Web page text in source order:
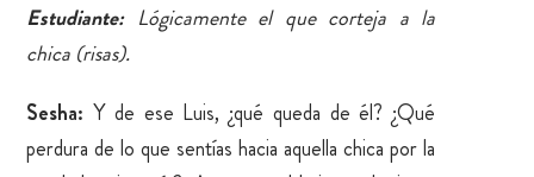
Estudiante: Lógicamente el que corteja a la
chica (risas).
Sesha:Y de ese Luis, ¿qué queda de él? ¿Qué
perdura de lo que sentías hacia aquella chica por la